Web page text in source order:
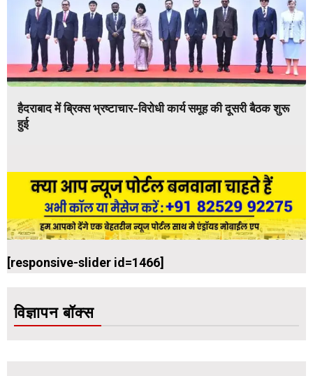
हैदराबाद में ब्रिक्स भ्रष्टाचार-विरोधी कार्य समूह की दूसरी बैठक शुरू
हुई
[responsive-slider id=1466]
विज्ञापन बॉक्स